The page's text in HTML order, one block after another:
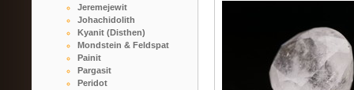
Jeremejewit
Johachidolith
Kyanit (Disthen)
Mondstein & Feldspat
Painit
Pargasit
Peridot